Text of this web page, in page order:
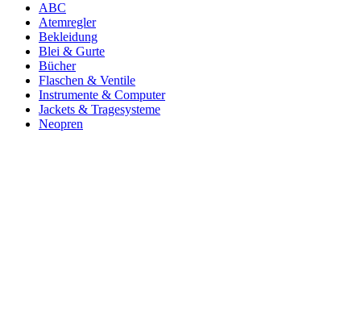
ABC
Atemregler
Bekleidung
Blei & Gurte
Bücher
Flaschen & Ventile
Instrumente & Computer
Jackets & Tragesysteme
Neopren